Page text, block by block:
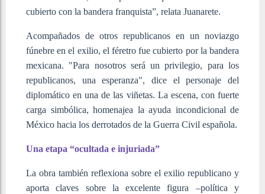
cubierto con la bandera franquista”, relata Juanarete.
Acompañados de otros republicanos en un noviazgo
fúnebre en el exilio, el féretro fue cubierto por la bandera
mexicana. "Para nosotros será un privilegio, para los
republicanos, una esperanza", dice el personaje del
diplomático en una de las viñetas. La escena, con fuerte
carga simbólica, homenajea la ayuda incondicional de
México hacia los derrotados de la Guerra Civil española.
Una etapa “ocultada e injuriada”
La obra también reflexiona sobre el exilio republicano y
aporta claves sobre la excelente figura –política y